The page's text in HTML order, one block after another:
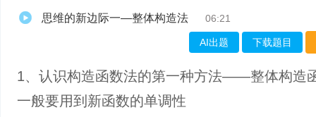
思维的新边际一—整体构造法 06:21
AI出题 下载题目
1、认识构造函数法的第一种方法——整体构造
一般要用到新函数的单调性